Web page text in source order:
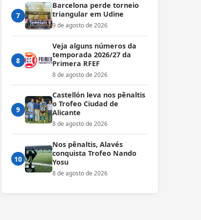
7
Barcelona perde torneio
triangular em Udine
9 de agosto de 2026
8
Veja alguns números da
temporada 2026/27 da
Primera RFEF
8 de agosto de 2026
9
Castellón leva nos pênaltis
o Trofeo Ciudad de
Alicante
8 de agosto de 2026
10
Nos pênaltis, Alavés
conquista Trofeo Nando
Yosu
8 de agosto de 2026